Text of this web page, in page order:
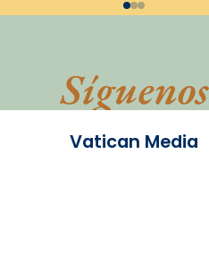
Síguenos
Vatican Media